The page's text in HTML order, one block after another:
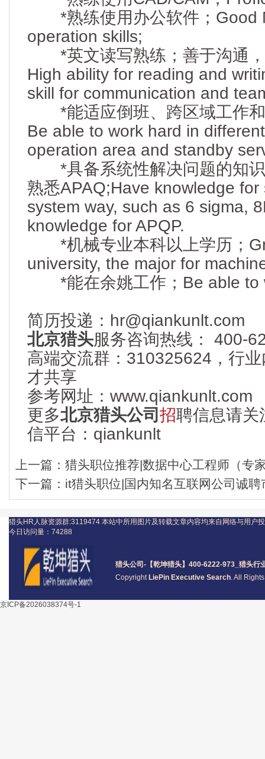
*熟练使用办公软件；Good
operation skills;
*英文读写熟练；善于沟通，
High ability for reading and
skill for communication and
*能适应倒班、跨区域工作和
Be able to work hard in
operation area and standby
*具备系统性解决问题的知识
熟悉APAQ;Have knowledge
system way, such as 6 sigma,
knowledge for APQP.
*机械专业本科以上学历；
university, the major for
*能在余姚工作；Be able to
简历投递：hr@qiankunlt.com
北京猎头服务咨询热线： 400-
高端交流群：310325624，行
才共享
参考网址：www.qiankunlt.com
更多北京猎头公司招聘信息请关
信平台：qiankunlt
上一篇： 猎头职位推荐|数据中心工程师（专
下一篇： it猎头职位|国内知名互联网公司诚
猎头公司 -【乾坤猎头】400-6222-973_ 猎头行
Copyright LiePin Executive Search. All
猎头HR人脉资源群:3119474 本站中所用图片及转载文章内容均来自网络与用户
今日访问量： 74288
京ICP备2026038374号-1